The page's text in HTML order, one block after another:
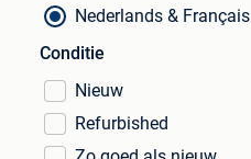
Nederlands & Français
Conditie
Nieuw
Refurbished